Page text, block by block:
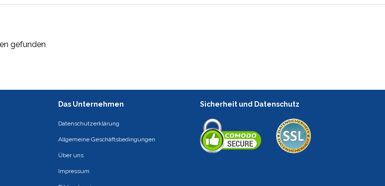
gefunden
Das Unternehmen
Datenschutzerklärung
Allgemeine Geschäftsbedingungen
Über uns
Impressum
Sicherheit und Datenschutz